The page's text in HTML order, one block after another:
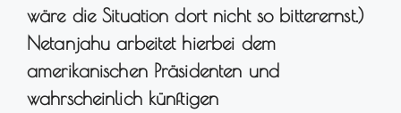
wäre die Situation dort nicht so bitterernst.)
Netanjahu arbeitet hierbei dem
amerikanischen Präsidenten und
wahrscheinlich künftigen